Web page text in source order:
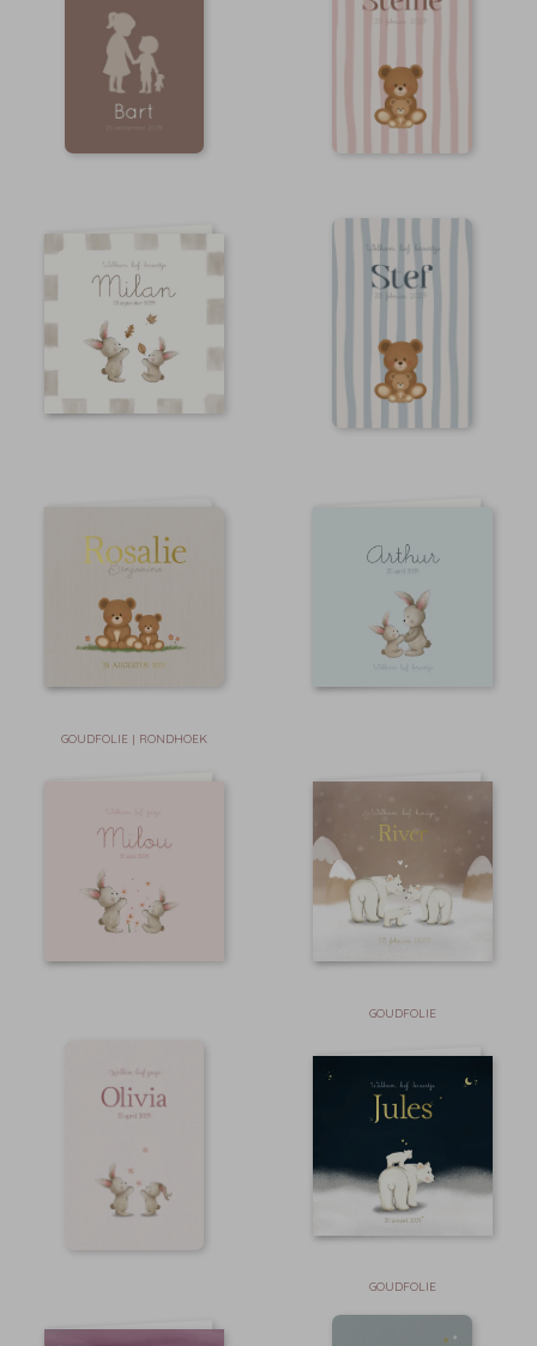
GOUDFOLIE | RONDHOEK
GOUDFOLIE
GOUDFOLIE